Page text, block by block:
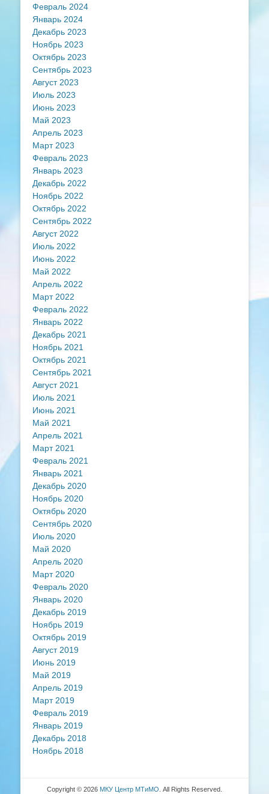
Февраль 2024
Январь 2024
Декабрь 2023
Ноябрь 2023
Октябрь 2023
Сентябрь 2023
Август 2023
Июль 2023
Июнь 2023
Май 2023
Апрель 2023
Март 2023
Февраль 2023
Январь 2023
Декабрь 2022
Ноябрь 2022
Октябрь 2022
Сентябрь 2022
Август 2022
Июль 2022
Июнь 2022
Май 2022
Апрель 2022
Март 2022
Февраль 2022
Январь 2022
Декабрь 2021
Ноябрь 2021
Октябрь 2021
Сентябрь 2021
Август 2021
Июль 2021
Июнь 2021
Май 2021
Апрель 2021
Март 2021
Февраль 2021
Январь 2021
Декабрь 2020
Ноябрь 2020
Октябрь 2020
Сентябрь 2020
Июль 2020
Май 2020
Апрель 2020
Март 2020
Февраль 2020
Январь 2020
Декабрь 2019
Ноябрь 2019
Октябрь 2019
Август 2019
Июнь 2019
Май 2019
Апрель 2019
Март 2019
Февраль 2019
Январь 2019
Декабрь 2018
Ноябрь 2018
Copyright © 2026 МКУ Центр МТиМО . All Rights Reserved.